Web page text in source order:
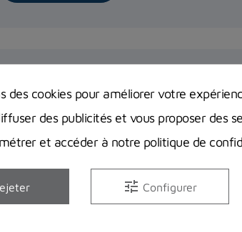
Entretenir le détendeur de
vous demandez comment réaliser
Lire la suite
des cookies pour améliorer votre
des publicités et vous proposer des
et accéder à notre politique de
tune Configurer